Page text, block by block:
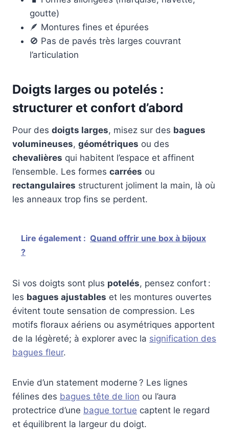
goutte)
🪶 Montures fines et épurées
🚫 Pas de pavés très larges couvrant
l’articulation
Doigts larges ou potelés :
structurer et confort d’abord
Pour des doigts larges, misez sur des bagues
volumineuses, géométriques ou des
chevalières qui habitent l’espace et affinent
l’ensemble. Les formes carrées ou
rectangulaires structurent joliment la main, là où
les anneaux trop fins se perdent.
Lire également : Quand offrir une box à bijoux
?
Si vos doigts sont plus potelés, pensez confort :
les bagues ajustables et les montures ouvertes
évitent toute sensation de compression. Les
motifs floraux aériens ou asymétriques apportent
de la légèreté; à explorer avec la signification des
bagues fleur.
Envie d’un statement moderne ? Les lignes
félines des bagues tête de lion ou l’aura
protectrice d’une bague tortue captent le regard
et équilibrent la largeur du doigt.